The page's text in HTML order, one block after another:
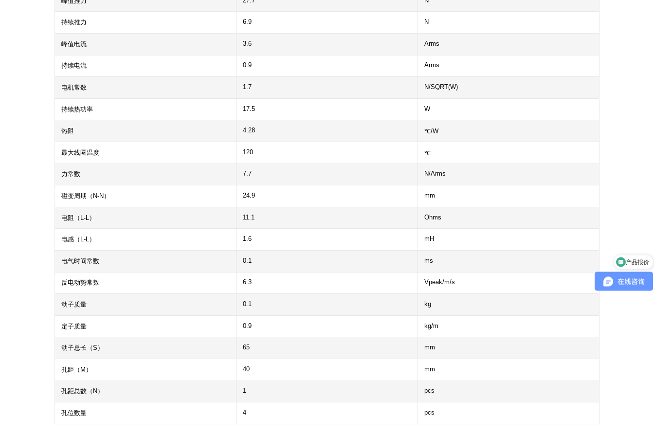
持续推力 6.9 N
峰值电流 3.6 Arms
持续电流 0.9 Arms
电机常数 1.7 N/SQRT(W)
持续热功率 17.5 W
热阻 4.28 ℃/W
最大线圈温度 120 ℃
力常数 7.7 N/Arms
磁变周期（N-N） 24.9 mm
电阻（L-L） 11.1 Ohms
电感（L-L） 1.6 mH
电气时间常数 0.1 ms
反电动势常数 6.3 Vpeak/m/s
动子质量 0.1 kg
定子质量 0.9 kg/m
动子总长（S） 65 mm
孔距（M） 40 mm
孔距总数（N） 1 pcs
孔位数量 4 pcs
产品报价